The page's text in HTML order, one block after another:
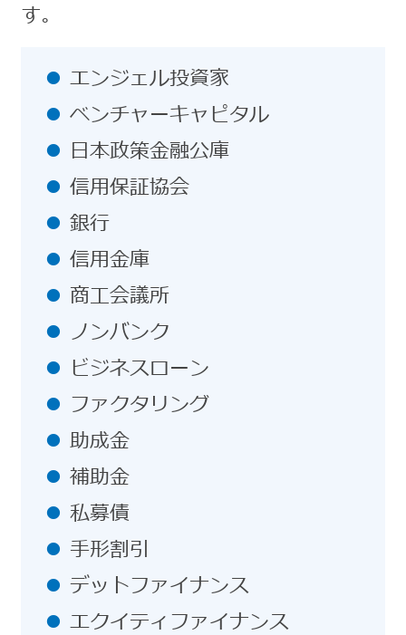
す。
エンジェル投資家
ベンチャーキャピタル
日本政策金融公庫
信用保証協会
銀行
信用金庫
商工会議所
ノンバンク
ビジネスローン
ファクタリング
助成金
補助金
私募債
手形割引
デットファイナンス
エクイティファイナンス